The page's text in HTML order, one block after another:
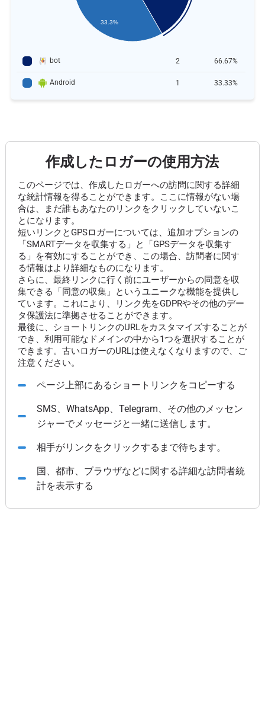
33.3%
bot 2 66.67%
Android 1 33.33%
作成したロガーの使用方法
このページでは、作成したロガーへの訪問に関する詳細
な統計情報を得ることができます。ここに情報がない場
合は、まだ誰もあなたのリンクをクリックしていないこ
とになります。
短いリンクとGPSロガーについては、追加オプションの
「SMARTデータを収集する」と「GPSデータを収集す
る」を有効にすることができ、この場合、訪問者に関す
る情報はより詳細なものになります。
さらに、最終リンクに行く前にユーザーからの同意を収
集できる「同意の収集」というユニークな機能を提供し
ています。これにより、リンク先をGDPRやその他のデー
タ保護法に準拠させることができます。
最後に、ショートリンクのURLをカスタマイズすることが
でき、利用可能なドメインの中から1つを選択することが
できます。古いロガーのURLは使えなくなりますので、ご
注意ください。
ページ上部にあるショートリンクをコピーする
SMS、WhatsApp、Telegram、その他のメッセン
ジャーでメッセージと一緒に送信します。
相手がリンクをクリックするまで待ちます。
国、都市、ブラウザなどに関する詳細な訪問者統
計を表示する